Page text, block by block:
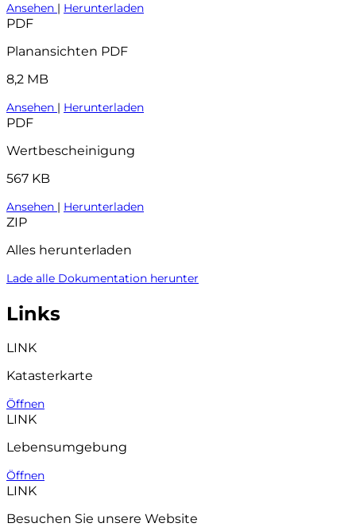
Ansehen | Herunterladen
PDF
Planansichten PDF
8,2 MB
Ansehen | Herunterladen
PDF
Wertbescheinigung
567 KB
Ansehen | Herunterladen
ZIP
Alles herunterladen
Lade alle Dokumentation herunter
Links
LINK
Katasterkarte
Öffnen
LINK
Lebensumgebung
Öffnen
LINK
Besuchen Sie unsere Website